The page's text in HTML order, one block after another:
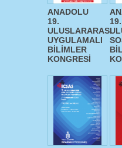
ANADOLU
19.
ULUSLARARASI
UYGULAMALI
BİLİMLER
KONGRESİ
19.